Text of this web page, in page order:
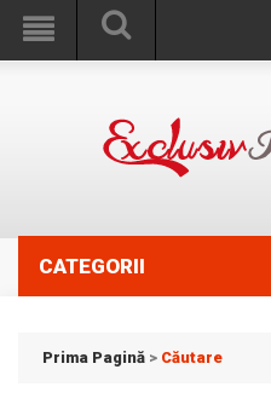
CATEGORII
Prima Pagină > Căutare